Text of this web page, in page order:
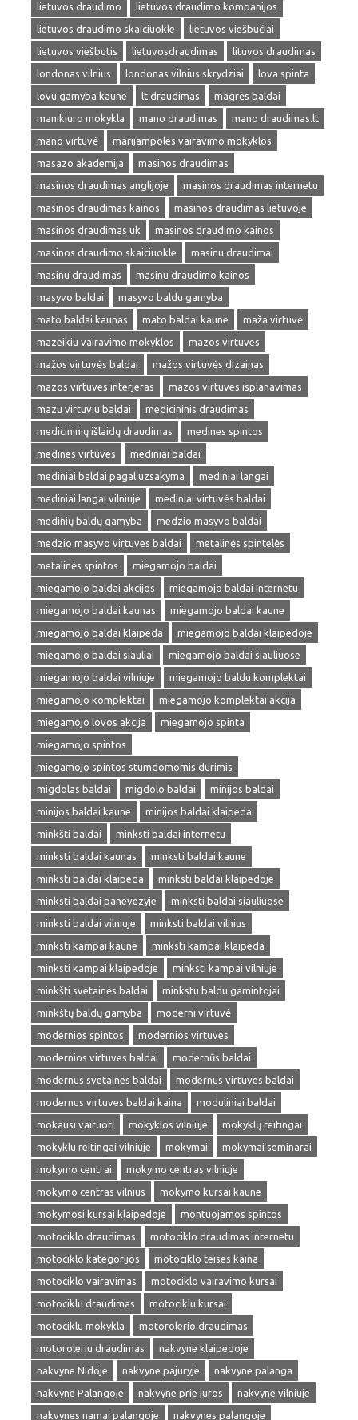
lietuvos draudimo
lietuvos draudimo kompanijos
lietuvos draudimo skaiciuokle
lietuvos viešbučiai
lietuvos viešbutis
lietuvosdraudimas
lituvos draudimas
londonas vilnius
londonas vilnius skrydziai
lova spinta
lovu gamyba kaune
lt draudimas
magrės baldai
manikiuro mokykla
mano draudimas
mano draudimas.lt
mano virtuvė
marijampoles vairavimo mokyklos
masazo akademija
masinos draudimas
masinos draudimas anglijoje
masinos draudimas internetu
masinos draudimas kainos
masinos draudimas lietuvoje
masinos draudimas uk
masinos draudimo kainos
masinos draudimo skaiciuokle
masinu draudimai
masinu draudimas
masinu draudimo kainos
masyvo baldai
masyvo baldu gamyba
mato baldai kaunas
mato baldai kaune
maža virtuvė
mazeikiu vairavimo mokyklos
mazos virtuves
mažos virtuvės baldai
mažos virtuvės dizainas
mazos virtuves interjeras
mazos virtuves isplanavimas
mazu virtuviu baldai
medicininis draudimas
medicininių išlaidų draudimas
medines spintos
medines virtuves
mediniai baldai
mediniai baldai pagal uzsakyma
mediniai langai
mediniai langai vilniuje
mediniai virtuvės baldai
medinių baldų gamyba
medzio masyvo baldai
medzio masyvo virtuves baldai
metalinės spintelės
metalinės spintos
miegamojo baldai
miegamojo baldai akcijos
miegamojo baldai internetu
miegamojo baldai kaunas
miegamojo baldai kaune
miegamojo baldai klaipeda
miegamojo baldai klaipedoje
miegamojo baldai siauliai
miegamojo baldai siauliuose
miegamojo baldai vilniuje
miegamojo baldu komplektai
miegamojo komplektai
miegamojo komplektai akcija
miegamojo lovos akcija
miegamojo spinta
miegamojo spintos
miegamojo spintos stumdomomis durimis
migdolas baldai
migdolo baldai
minijos baldai
minijos baldai kaune
minijos baldai klaipeda
minkšti baldai
minksti baldai internetu
minksti baldai kaunas
minksti baldai kaune
minksti baldai klaipeda
minksti baldai klaipedoje
minksti baldai panevezyje
minksti baldai siauliuose
minksti baldai vilniuje
minksti baldai vilnius
minksti kampai kaune
minksti kampai klaipeda
minksti kampai klaipedoje
minksti kampai vilniuje
minkšti svetainės baldai
minkstu baldu gamintojai
minkštų baldų gamyba
moderni virtuvė
modernios spintos
modernios virtuves
modernios virtuves baldai
modernūs baldai
modernus svetaines baldai
modernus virtuves baldai
modernus virtuves baldai kaina
moduliniai baldai
mokausi vairuoti
mokyklos vilniuje
mokyklų reitingai
mokyklu reitingai vilniuje
mokymai
mokymai seminarai
mokymo centrai
mokymo centras vilniuje
mokymo centras vilnius
mokymo kursai kaune
mokymosi kursai klaipedoje
montuojamos spintos
motociklo draudimas
motociklo draudimas internetu
motociklo kategorijos
motociklo teises kaina
motociklo vairavimas
motociklo vairavimo kursai
motociklu draudimas
motociklu kursai
motociklu mokykla
motorolerio draudimas
motoroleriu draudimas
nakvyne klaipedoje
nakvyne Nidoje
nakvyne pajuryje
nakvyne palanga
nakvyne Palangoje
nakvyne prie juros
nakvyne vilniuje
nakvynes namai palangoje
nakvynes palangoje